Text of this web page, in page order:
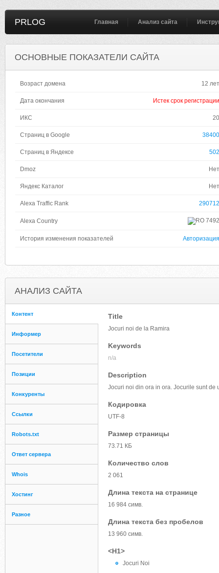
PRLOG Главная Анализ сайта
ОСНОВНЫЕ ПОКАЗАТЕЛИ САЙТА
Возраст домена 12 лет
Дата окончания Истек срок регистрации
ИКС 20
Страниц в Google 38400
Страниц в Яндексе 502
Dmoz Нет
Яндекс Каталог Нет
Alexa Traffic Rank 290712
Alexa Country 7492
История изменения показателей Авторизация
АНАЛИЗ САЙТА
Контент
Информер
Посетители
Позиции
Конкуренты
Ссылки
Robots.txt
Ответ сервера
Whois
Хостинг
Разное
Title
Jocuri noi de la Ramira
Keywords
n/a
Description
Jocuri noi din ora in ora. Jocurile sunt de
Кодировка
UTF-8
Размер страницы
73.71 КБ
Количество слов
2 061
Длина текста на странице
16 984 симв.
Длина текста без пробелов
13 960 симв.
<H1>
Jocuri Noi